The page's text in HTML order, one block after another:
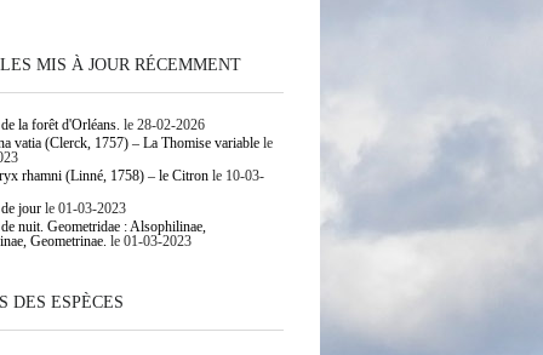
MIS À JOUR RÉCEMMENT
la forêt d'Orléans. le 28-02-2026
vatia (Clerck, 1757) – La Thomise variablele
rhamni (Linné, 1758) – le Citronle 10-03-
jourle 01-03-2023
nuit. Geometridae : Alsophilinae,
Geometrinae. le 01-03-2023
DES ESPÈCES